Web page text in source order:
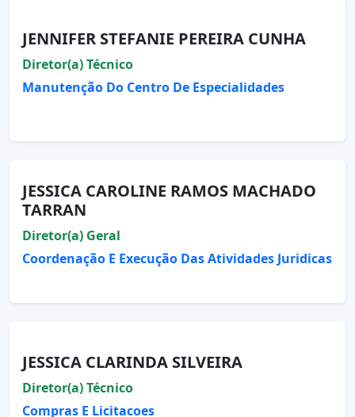
JENNIFER STEFANIE PEREIRA CUNHA
Diretor(a) Técnico
Manutenção Do Centro De Especialidades
JESSICA CAROLINE RAMOS MACHADO
TARRAN
Diretor(a) Geral
Coordenação E Execução Das Atividades Juridicas
JESSICA CLARINDA SILVEIRA
Diretor(a) Técnico
Compras E Licitacoes